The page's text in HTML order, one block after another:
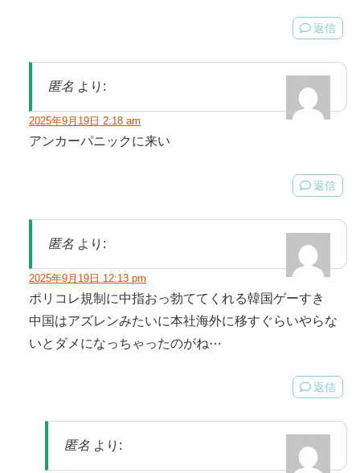
返信
匿名 より:
2025年9月19日 2:18 am
アンカーパニックに来い
返信
匿名 より:
2025年9月19日 12:13 pm
ポリコレ規制に中指おっ勃ててくれる韓国ゲーすき
中国はアズレンみたいに本社海外に移すぐらいやらな
いとダメになっちゃったのがね⋯
返信
匿名 より: